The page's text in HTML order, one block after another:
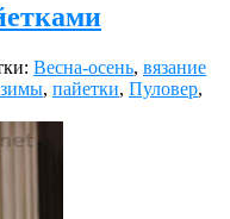
Весна-осень, вязание
, пайетки, Пуловер,